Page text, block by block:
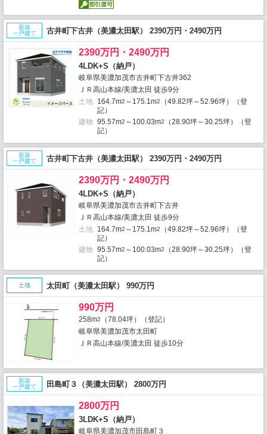
新築
一戸建て
古井町下古井（美濃太田駅） 2390万円・2490万円
2390万円・2490万円
4LDK+S（納戸）
岐阜県美濃加茂市古井町下古井362
ＪＲ高山本線/美濃太田 徒歩9分
土地 164.7m2 ～175.1m2
（49.82坪～52.96坪）（登
記）
建物 95.57m2 ～100.03m2
（28.90坪～30.25坪）（登
記）
新築
一戸建て
古井町下古井（美濃太田駅） 2390万円・2490万円
2390万円・2490万円
4LDK+S（納戸）
岐阜県美濃加茂市古井町下古井
ＪＲ高山本線/美濃太田 徒歩9分
土地 164.7m2 ～175.1m2
（49.82坪～52.96坪）（登
記）
建物 95.57m2 ～100.03m2
（28.90坪～30.25坪）（登
記）
土地 太田町（美濃太田駅） 990万円
990万円
258m2
（78.04坪）（登記）
岐阜県美濃加茂市太田町
ＪＲ高山本線/美濃太田 徒歩10分
新築
一戸建て
田島町３（美濃太田駅） 2800万円
2800万円
3LDK+S（納戸）
岐阜県美濃加茂市田島町３